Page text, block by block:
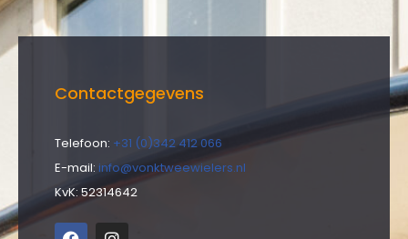
Contactgegevens
Telefoon: +31 (0)342 412 066
E-mail: info@vonktweewielers.nl
KvK: 52314642